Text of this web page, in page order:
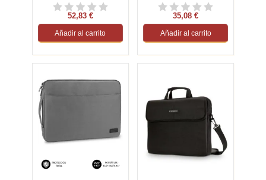
52,83 €
Añadir al carrito
35,08 €
Añadir al carrito